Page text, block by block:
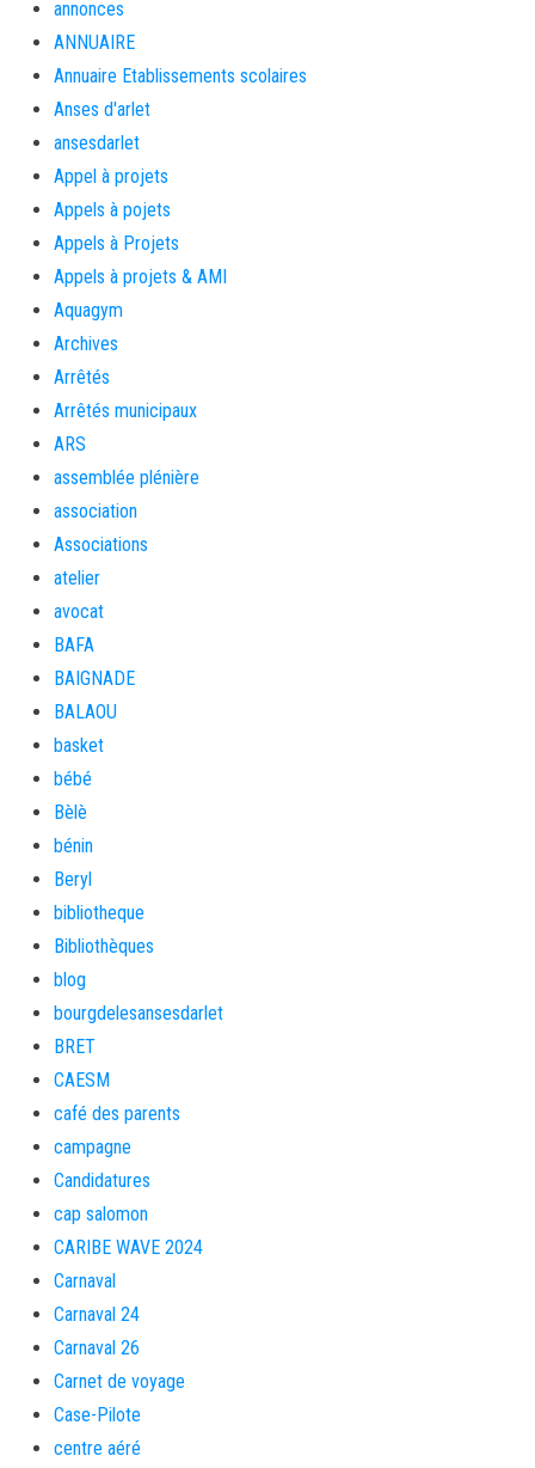
annonces
ANNUAIRE
Annuaire Etablissements scolaires
Anses d'arlet
ansesdarlet
Appel à projets
Appels à pojets
Appels à Projets
Appels à projets & AMI
Aquagym
Archives
Arrêtés
Arrêtés municipaux
ARS
assemblée plénière
association
Associations
atelier
avocat
BAFA
BAIGNADE
BALAOU
basket
bébé
Bèlè
bénin
Beryl
bibliotheque
Bibliothèques
blog
bourgdelesansesdarlet
BRET
CAESM
café des parents
campagne
Candidatures
cap salomon
CARIBE WAVE 2024
Carnaval
Carnaval 24
Carnaval 26
Carnet de voyage
Case-Pilote
centre aéré